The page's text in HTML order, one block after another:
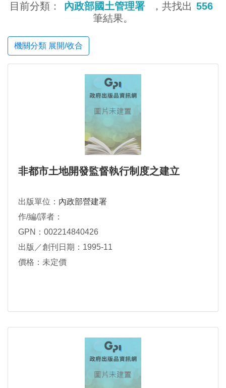
目前分類： 內政部國土管理署 ，共找出 556
筆結果。
機關分類 展開/收合
非都市土地開發監督執行制度之建立
出版單位： 內政部營建署
作/編/譯者：
GPN：002214840426
出版／創刊日期：1995-11
價格：未定價